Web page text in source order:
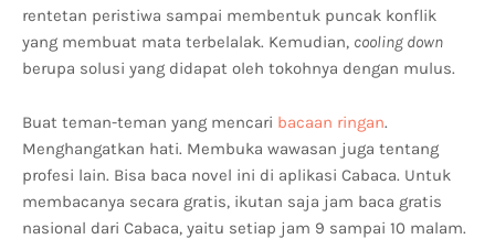
rentetan peristiwa sampai membentuk puncak konflik
yang membuat mata terbelalak. Kemudian, cooling down
berupa solusi yang didapat oleh tokohnya dengan mulus.
Buat teman-teman yang mencari bacaan ringan.
Menghangatkan hati. Membuka wawasan juga tentang
profesi lain. Bisa baca novel ini di aplikasi Cabaca. Untuk
membacanya secara gratis, ikutan saja jam baca gratis
nasional dari Cabaca, yaitu setiap jam 9 sampai 10 malam.